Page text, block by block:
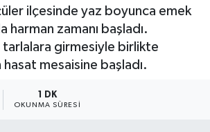
ilçesinde yaz boyunca emek
harman zamanı başladı.
girmesiyle birlikte
mesaisine başladı.
1 DK
OKUNMA SÜRESI